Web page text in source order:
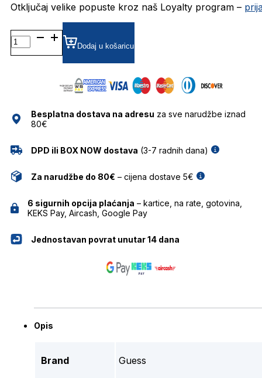
Otključaj velike popuste kroz naš Loyalty program –
GU7921-
H SUNČANE
NAOČALE
Dodaj u košaricu
Besplatna dostava na adresu za sve narudžbe iznad
80€
DPD ili BOX NOW dostava (3-7 radnih dana)
Za narudžbe do 80€ – cijena dostave 5€
6 sigurnih opcija plaćanja – kartice, na rate, gotovina,
KEKS Pay, Aircash, Google Pay
Jednostavan povrat unutar 14 dana
Opis
Brand Guess